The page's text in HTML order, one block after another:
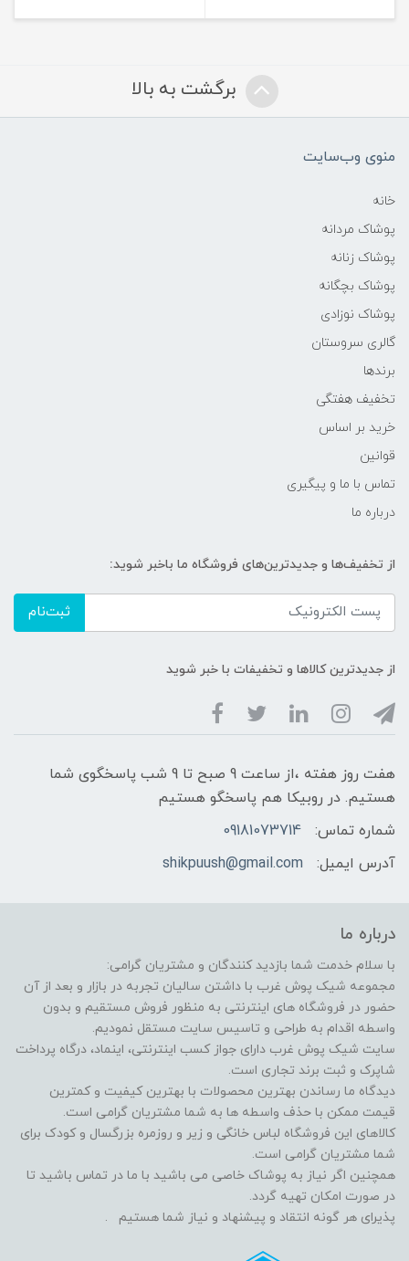
برگشت به بالا
منوی وب‌سایت
خانه
پوشاک مردانه
پوشاک زنانه
پوشاک بچگانه
پوشاک نوزادی
گالری سروستان
برندها
تخفیف هفتگی
خرید بر اساس
قوانین
تماس با ما و پیگیری
درباره ما
از تخفیف‌ها و جدیدترین‌های فروشگاه ما باخبر شوید:
ثبت‌نام
از جدیدترین کالاها و تخفیفات با خبر شوید
هفت روز هفته ،از ساعت 9 صبح تا 9 شب پاسخگوی شما
هستیم. در روبیکا هم پاسخگو هستیم
شماره تماس:
09181073714
آدرس ایمیل:
shikpuush@gmail.com
درباره ما
با سلام خدمت شما بازدید کنندگان و مشتریان گرامی:
مجموعه شیک پوش غرب با داشتن سالیان تجربه در بازار و بعد از آن
حضور در فروشگاه های اینترنتی به منظور فروش مستقیم و بدون
واسطه اقدام به طراحی و تاسیس سایت مستقل نمودیم.
سایت شیک پوش غرب دارای جواز کسب اینترنتی، اینماد، درگاه پرداخت
شاپرک و ثبت برند تجاری است.
دیدگاه ما رساندن بهترین محصولات با بهترین کیفیت و کمترین
قیمت ممکن با حذف واسطه ها به شما مشتریان گرامی است.
کالاهای این فروشگاه لباس خانگی و زیر و روزمره بزرگسال و کودک برای
شما مشتریان گرامی است.
همچنین اگر نیاز به پوشاک خاصی می باشید با ما در تماس باشید تا
در صورت امکان تهیه گردد.
پذیرای هر گونه انتقاد و پیشنهاد و نیاز شما هستیم .